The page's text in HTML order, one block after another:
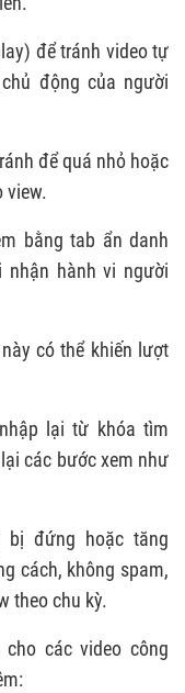
để tránh video tự
động của người
để quá nhỏ hoặc
view.
bằng tab ẩn danh
nhận hành vi người
có thể khiến lượt
lại từ khóa tìm
các bước xem như
bị đứng hoặc tăng
cách, không spam,
theo chu kỳ.
các video công